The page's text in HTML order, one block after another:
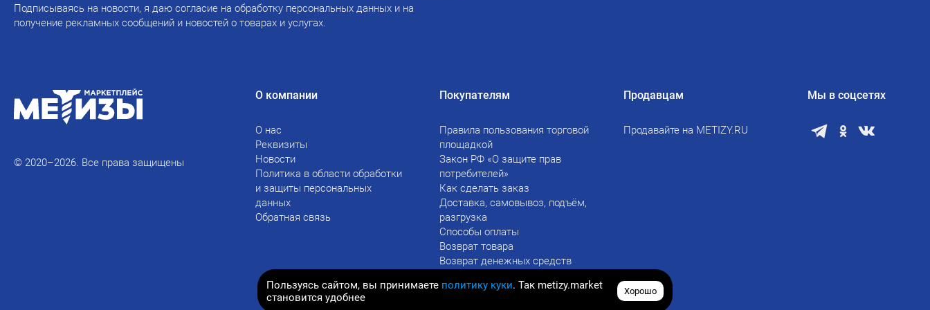
Пользуясь сайтом, вы принимаете политику куки. Так metizy.market
становится удобнее
Хорошо
Подписываясь на новости, я даю согласие на обработку персональных данных и на
получение рекламных сообщений и новостей о товарах и услугах.
© 2020–2026. Все права защищены
О компании
О нас
Реквизиты
Новости
Политика в области обработки
и защиты персональных
данных
Обратная связь
Покупателям
Правила пользования торговой
площадкой
Закон РФ «О защите прав
потребителей»
Как сделать заказ
Доставка, самовывоз, подъём,
разгрузка
Способы оплаты
Возврат товара
Возврат денежных средств
Продавцам
Продавайте на METIZY.RU
Мы в соцсетях